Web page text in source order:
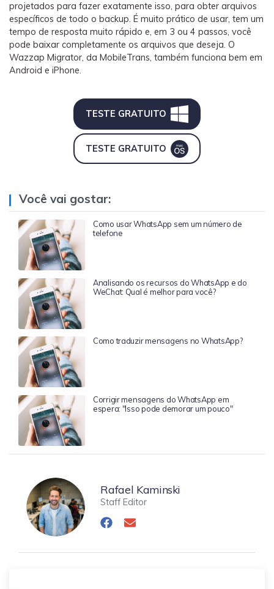
projetados para fazer exatamente isso, para obter arquivos
específicos de todo o backup. É muito prático de usar, tem um
tempo de resposta muito rápido e, em 3 ou 4 passos, você
pode baixar completamente os arquivos que deseja. O
Wazzap Migrator, da MobileTrans, também funciona bem em
Android e iPhone.
TESTE GRATUITO
TESTE GRATUITO
Você vai gostar:
Como usar WhatsApp sem um número de
telefone
Analisando os recursos do WhatsApp e do
WeChat: Qual é melhor para você?
Como traduzir mensagens no WhatsApp?
Corrigir mensagens do WhatsApp em
espera: "Isso pode demorar um pouco"
Rafael Kaminski
Staff Editor